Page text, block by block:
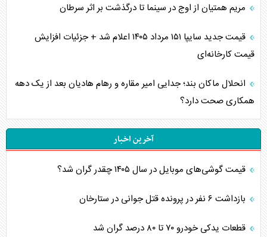
مریم همتیان از اوج در سینما تا درگذشت بر اثر سرطان
قیمت جدید سایپا ۱۵۱ مرداد ۱۴۰۵ اعلام شد + جزئیات افزایش
قیمت کارخانه‌ای
انحلال ماکان بند؛ جدایی امیر مقاره و رهام هادیان بعد از یک دهه
همکاری صحت دارد؟
آخرین اخبار
قیمت گوشی‌های موبایل در سال ۱۴۰۵ چقدر گران شد؟
بازداشت ۶ نفر در پرونده قتل جوانی در ستارخان
قطعات یدکی خودرو ۷۰ تا ۸۰ درصد گران شد